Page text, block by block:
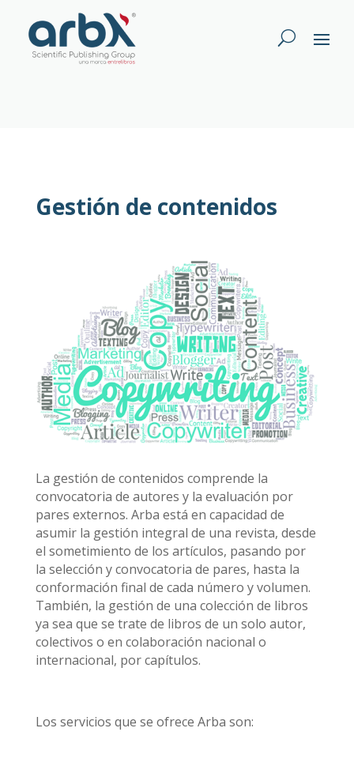
Gestión de contenidos
La gestión de contenidos comprende la
convocatoria de autores y la evaluación por
pares externos. Arba está en capacidad de
asumir la gestión integral de una revista, desde
el sometimiento de los artículos, pasando por
la selección y convocatoria de pares, hasta la
conformación final de cada número y volumen.
También, la gestión de una colección de libros
ya sea que se trate de libros de un solo autor,
colectivos o en colaboración nacional o
internacional, por capítulos.
Los servicios que se ofrece Arba son: